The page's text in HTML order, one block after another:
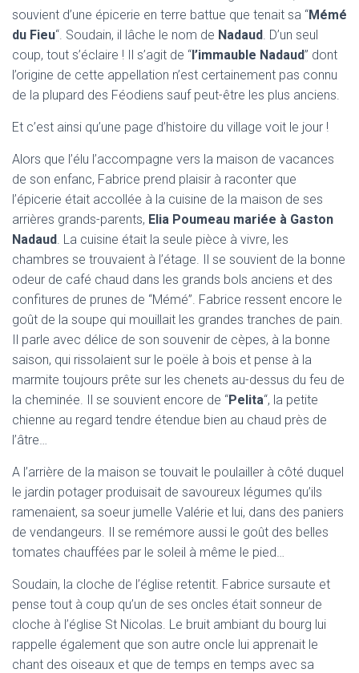
souvient d’une épicerie en terre battue que tenait sa “Mémé
du Fieu“. Soudain, il lâche le nom de Nadaud. D’un seul
coup, tout s’éclaire ! Il s’agit de “l’immauble Nadaud” dont
l’origine de cette appellation n’est certainement pas connu
de la plupard des Féodiens sauf peut-être les plus anciens.
Et c’est ainsi qu’une page d’histoire du village voit le jour !
Alors que l’élu l’accompagne vers la maison de vacances
de son enfanc, Fabrice prend plaisir à raconter que
l’épicerie était accollée à la cuisine de la maison de ses
arrières grands-parents, Elia Poumeau mariée à Gaston
Nadaud. La cuisine était la seule pièce à vivre, les
chambres se trouvaient à l’étage. Il se souvient de la bonne
odeur de café chaud dans les grands bols anciens et des
confitures de prunes de “Mémé”. Fabrice ressent encore le
goût de la soupe qui mouillait les grandes tranches de pain.
Il parle avec délice de son souvenir de cèpes, à la bonne
saison, qui rissolaient sur le poële à bois et pense à la
marmite toujours prête sur les chenets au-dessus du feu de
la cheminée. Il se souvient encore de “Pelita“, la petite
chienne au regard tendre étendue bien au chaud près de
l’âtre…
A l’arrière de la maison se touvait le poulailler à côté duquel
le jardin potager produisait de savoureux légumes qu’ils
ramenaient, sa soeur jumelle Valérie et lui, dans des paniers
de vendangeurs. Il se remémore aussi le goût des belles
tomates chauffées par le soleil à même le pied…
Soudain, la cloche de l’église retentit. Fabrice sursaute et
pense tout à coup qu’un de ses oncles était sonneur de
cloche à l’église St Nicolas. Le bruit ambiant du bourg lui
rappelle également que son autre oncle lui apprenait le
chant des oiseaux et que de temps en temps avec sa